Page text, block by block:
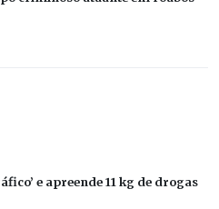
e apreende 11 kg de drogas